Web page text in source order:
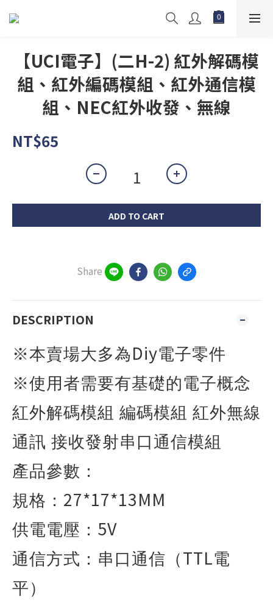
【UCI電子】(二H-2) 紅外解碼模
組、紅外編碼模組、紅外通信模
組、NEC紅外收發、無線
NT$65
ADD TO CART
Share
DESCRIPTION
※本賣場大多為Diy電子零件
※使用者需要有基礎的電子概念
紅外解碼模組 編碼模組 紅外無線
通訊 接收發射串口通信模組
產品參數：
規格： 27*17*13MM
供電電壓： 5V
通信方式：串口通信（ TTL電
平）